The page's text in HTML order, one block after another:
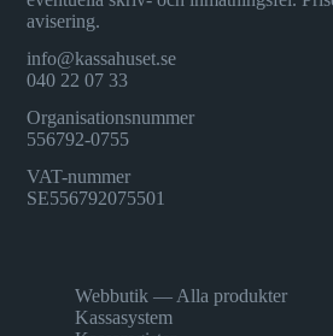
avisering.
info@kassahuset.se
040 22 07 33
Organisationsnummer
556792-0755
VAT-nummer
SE556792075501
Webbutik — Alla produkter
Kassasystem